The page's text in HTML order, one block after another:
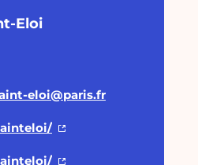
Eloi
eloi@paris.fr